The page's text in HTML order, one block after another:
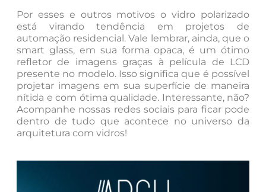
Por esses e outros motivos o vidro polarizado
está virando tendência em projetos de
automação residencial. Vale lembrar, ainda, que o
smart glass, em sua forma opaca, é um ótimo
refletor de imagens graças à película de LCD
presente no modelo. Isso significa que é possível
projetar imagens em sua superfície de maneira
nítida e com ótima qualidade. Interessante, não?
Acompanhe nossas redes sociais para ficar pode
dentro de tudo que acontece no universo da
arquitetura com vidros!